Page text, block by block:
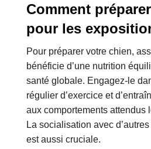
Comment
pour les
Pour préparer votre chien,
bénéficie d’une nutrition
santé globale. Engagez-le
régulier d’exercice et
aux comportements attendus
La socialisation avec
est aussi cruciale.